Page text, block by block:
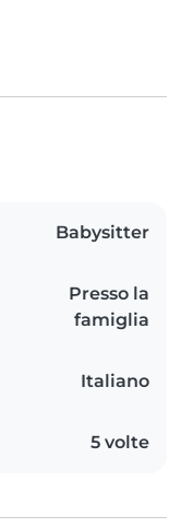
Babysitter
Presso la
famiglia
Italiano
5 volte